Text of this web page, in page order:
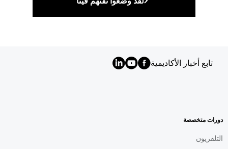
تابع أخبار الأكاديمية
AR
دورات متخصصة
التلفزيون